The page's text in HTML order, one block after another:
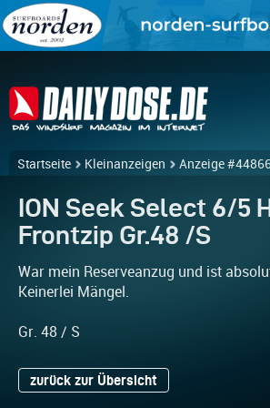
Startseite Kleinanzeigen Anzeige
ION Seek Select 6/5
Frontzip Gr.48 /S
War mein Reserveanzug und ist
Keinerlei Mängel.
Gr. 48 / S
zurück zur Übersicht